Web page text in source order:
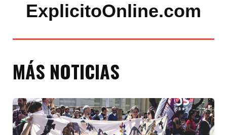
ExplicitoOnline.com
MÁS NOTICIAS